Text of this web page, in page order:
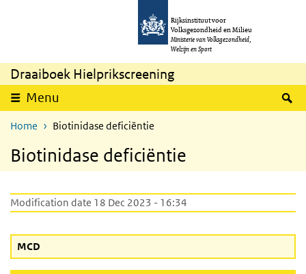
Rijksinstituut voor
Volksgezondheid en Milieu
Ministerie van Volksgezondheid,
Welzijn en Sport
Draaiboek Hielprikscreening
Menu
Home Biotinidase deficiëntie
Biotinidase deficiëntie
Modification date 18 Dec 2023 - 16:34
MCD